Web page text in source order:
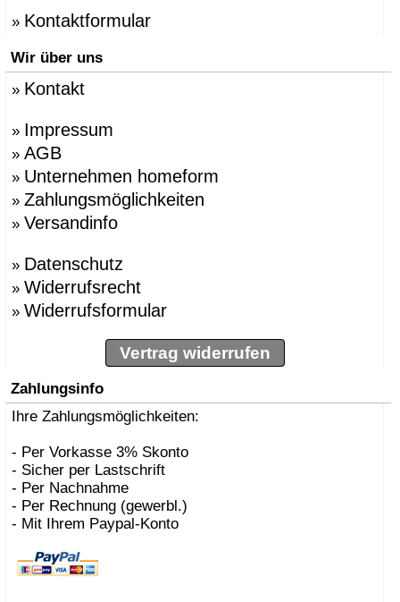
» Kontaktformular
Wir über uns
» Kontakt
» Impressum
» AGB
» Unternehmen homeform
» Zahlungsmöglichkeiten
» Versandinfo
» Datenschutz
» Widerrufsrecht
» Widerrufsformular
Vertrag widerrufen
Zahlungsinfo
Ihre Zahlungsmöglichkeiten:
- Per Vorkasse 3% Skonto
- Sicher per Lastschrift
- Per Nachnahme
- Per Rechnung (gewerbl.)
- Mit Ihrem Paypal-Konto